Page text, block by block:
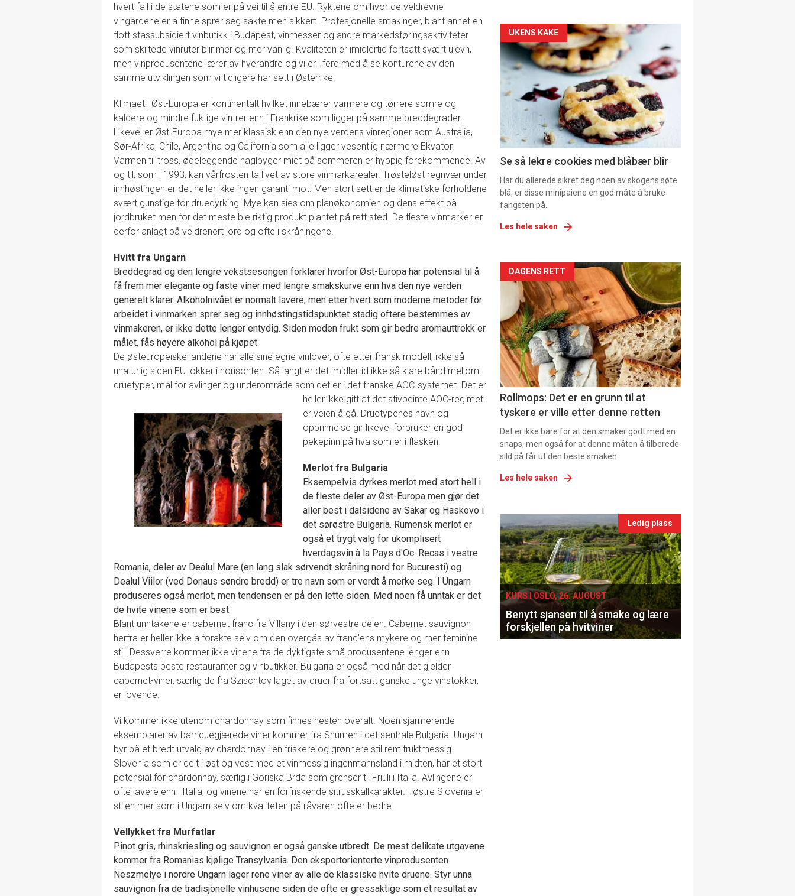
hvert fall i de statene som er på vei til å entre EU. Ryktene om hvor de veldrevne
vingårdene er å finne sprer seg sakte men sikkert. Profesjonelle smakinger, blant annet en
flott stassubsidiert vinbutikk i Budapest, vinmesser og andre markedsføringsaktiviteter
som skiltede vinruter blir mer og mer vanlig. Kvaliteten er imidlertid fortsatt svært ujevn,
men vinprodusentene lærer av hverandre og vi er i ferd med å se konturene av den
samme utviklingen som vi tidligere har sett i Østerrike.
Klimaet i Øst-Europa er kontinentalt hvilket innebærer varmere og tørrere somre og
kaldere og mindre fuktige vintrer enn i Frankrike som ligger på samme breddegrader.
Likevel er Øst-Europa mye mer klassisk enn den nye verdens vinregioner som Australia,
Sør-Afrika, Chile, Argentina og California som alle ligger vesentlig nærmere Ekvator.
Varmen til tross, ødeleggende haglbyger midt på sommeren er hyppig forekommende. Av
og til, som i 1993, kan vårfrosten ta livet av store vinmarkarealer. Trøsteløst regnvær under
innhøstingen er det heller ikke ingen garanti mot. Men stort sett er de klimatiske forholdene
svært gunstige for druedyrking. Mye kan sies om planøkonomien og dens effekt på
jordbruket men for det meste ble riktig produkt plantet på rett sted. De fleste vinmarker er
derfor anlagt på veldrenert jord og ofte i skråningene.
Hvitt fra Ungarn
Breddegrad og den lengre vekstsesongen forklarer hvorfor Øst-Europa har potensial til å
få frem mer elegante og faste viner med lengre smakskurve enn hva den nye verden
generelt klarer. Alkoholnivået er normalt lavere, men etter hvert som moderne metoder for
arbeidet i vinmarken sprer seg og innhøstingstidspunktet stadig oftere bestemmes av
vinmakeren, er ikke dette lenger entydig. Siden moden frukt som gir bedre aromauttrekk er
målet, fås høyere alkohol på kjøpet.
De østeuropeiske landene har alle sine egne vinlover, ofte etter fransk modell, ikke så
unaturlig siden EU lokker i horisonten. Så langt er det imidlertid ikke så klare bånd mellom
druetyper, mål for avlinger og underområde som det er i det franske AOC-systemet. Det er
heller ikke gitt at det stivbeinte AOC-regimet
er veien å gå. Druetypenes navn og
opprinnelse gir likevel forbruker en god
pekepinn på hva som er i flasken.
Merlot fra Bulgaria
Eksempelvis dyrkes merlot med stort hell i
de fleste deler av Øst-Europa men gjør det
aller best i dalsidene av Sakar og Haskovo i
det sørøstre Bulgaria. Rumensk merlot er
også et trygt valg for ukomplisert
hverdagsvin à la Pays d'Oc. Recas i vestre
Romania, deler av Dealul Mare (en lang slak sørvendt skråning nord for Bucuresti) og
Dealul Viilor (ved Donaus søndre bredd) er tre navn som er verdt å merke seg. I Ungarn
produseres også merlot, men tendensen er på den lette siden. Med noen få unntak er det
de hvite vinene som er best.
Blant unntakene er cabernet franc fra Villany i den sørvestre delen. Cabernet sauvignon
herfra er heller ikke å forakte selv om den overgås av franc'ens mykere og mer feminine
stil. Dessverre kommer ikke vinene fra de dyktigste små produsentene lenger enn
Budapests beste restauranter og vinbutikker. Bulgaria er også med når det gjelder
cabernet-viner, særlig de fra Szischtov laget av druer fra fortsatt ganske unge vinstokker,
er lovende.
Vi kommer ikke utenom chardonnay som finnes nesten overalt. Noen sjarmerende
eksemplarer av barriquegjærede viner kommer fra Shumen i det sentrale Bulgaria. Ungarn
byr på et bredt utvalg av chardonnay i en friskere og grønnere stil rent fruktmessig.
Slovenia som er delt i øst og vest med et vinmessig ingenmannsland i midten, har et stort
potensial for chardonnay, særlig i Goriska Brda som grenser til Friuli i Italia. Avlingene er
ofte lavere enn i Italia, og vinene har en forfriskende sitrusskallkarakter. I østre Slovenia er
stilen mer som i Ungarn selv om kvaliteten på råvaren ofte er bedre.
Vellykket fra Murfatlar
Pinot gris, rhinskriesling og sauvignon er også ganske utbredt. De mest delikate utgavene
kommer fra Romanias kjølige Transylvania. Den eksportorienterte vinprodusenten
Neszmelye i nordre Ungarn lager rene viner av alle de klassiske hvite druene. Styr unna
sauvignon fra de tradisjonelle vinhusene siden de ofte er gressaktige som et resultat av
Artikler
detail
-
section
11
Dagens
rett
2
UKENS KAKE
Se så lekre cookies med blåbær blir
Har du allerede sikret deg noen av skogens søte
blå, er disse minipaiene en god måte å bruke
fangsten på.
Les hele saken
Artikler
detail
-
section
11
Ukens
vin
DAGENS RETT
Rollmops: Det er en grunn til at
tyskere er ville etter denne retten
Det er ikke bare for at den smaker godt med en
snaps, men også for at denne måten å tilberede
sild på får ut den beste smaken.
Les hele saken
Events
single
Ledig plass
KURS I OSLO, 26. AUGUST
Benytt sjansen til å smake og lære
forskjellen på hvitviner